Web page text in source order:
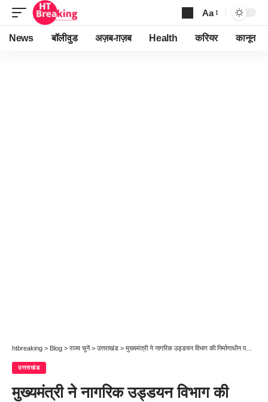
Font
Resizer
Aa
News बॉलीवुड अज़ब-ग़ज़ब Health करियर कानून
htbreaking > Blog > राज्य चुनें > उत्तराखंड > मुख्यमंत्री ने नागरिक उड्डयन विभाग की निर्माणाधीन परियोजनाओं में तेजी लाने के साथ ही राज्य में हेली सेवाओं के संचालन में सुरक्षा मानकों को सर्वोच्च प्राथमिकता देने के निर्देश दिए
उत्तराखंड
मुख्यमंत्री ने नागरिक उड्डयन विभाग की